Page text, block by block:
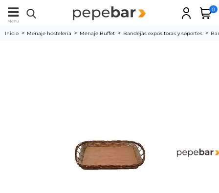
Menu
0
Inicio Menaje hostelería Menaje Buffet Bandejas expositoras y soportes